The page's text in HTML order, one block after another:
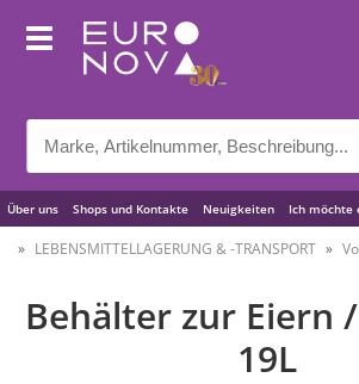
Über uns Shops und Kontakte Neuigkeiten Ich möchte
Nützliche Tipps
LEBENSMITTELLAGERUNG & -TRANSPORT
Behälter zur Eiern
19L